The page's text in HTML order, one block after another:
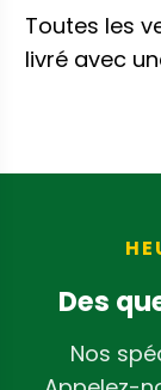
Toutes les
livré avec
Des
Nos